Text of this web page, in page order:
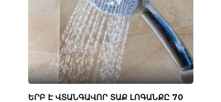
ԵՐԲ Է ՎՏԱՆԳԱՎՈՐ ՏԱՔ ԼՈԳԱՆՔԸ 70